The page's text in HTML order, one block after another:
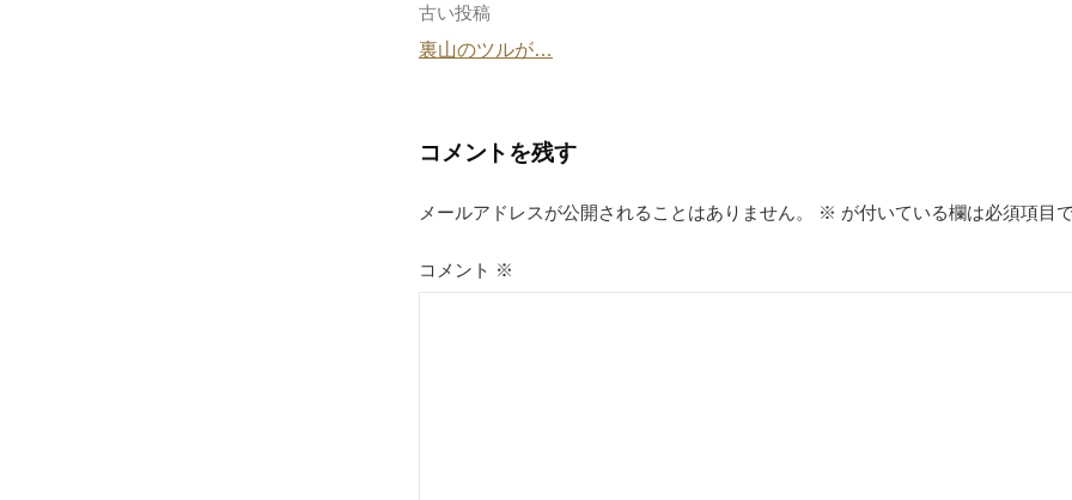
投
稿
ビ
ゲ
ー
古い投稿
裏山のツルが…
コメントを残す
メールアドレスが公開されることはありません。 ※ が付いている欄は必須項目
コメント ※